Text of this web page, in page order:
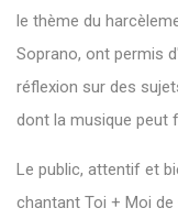
le thème du
Soprano, ont permis
réflexion sur des
dont la musique peut
Le public, attentif et
chantant Toi + Moi